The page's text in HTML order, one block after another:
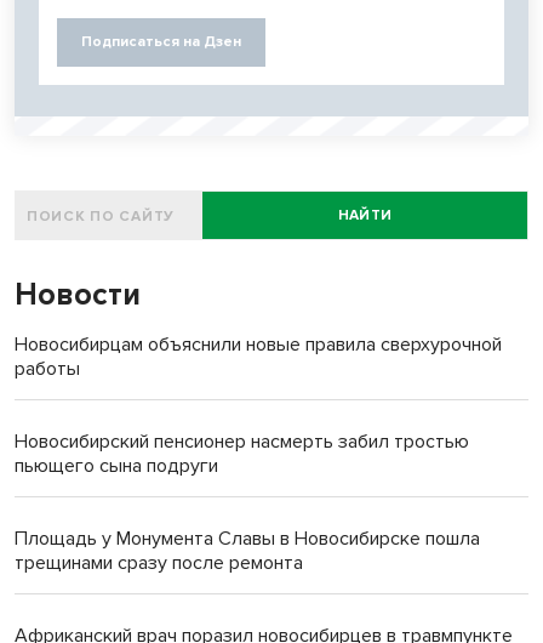
Подписаться на Дзен
НАЙТИ
Новости
Новосибирцам объяснили новые правила сверхурочной
работы
Новосибирский пенсионер насмерть забил тростью
пьющего сына подруги
Площадь у Монумента Славы в Новосибирске пошла
трещинами сразу после ремонта
Африканский врач поразил новосибирцев в травмпункте